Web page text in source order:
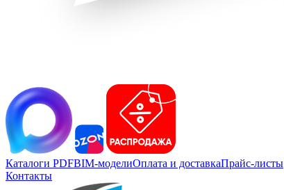
Каталоги PDFBIM-моделиОплата и доставкаПрайс-листы
Контакты